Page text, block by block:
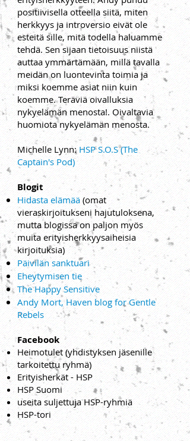
positiivisella otteella siitä, miten
herkkyys ja introversio eivät ole
esteitä sille, mitä todella haluamme
tehdä. Sen sijaan tietoisuus niistä
auttaa ymmärtämään, millä tavalla
meidän on luontevinta toimia ja
miksi koemme asiat niin kuin
koemme. Teräviä oivalluksia
nykyelämän menosta!. Oivaltavia
huomiota nykyelämän menosta.
Michelle Lynn: HSP S.O.S (The
Captain's Pod)
Blogit
Hidasta elämää (omat
vieraskirjoitukseni hajutuloksena,
mutta blogissa on paljon myös
muita erityisherkkyysaiheisia
kirjoituksia)
Päivilän sanktuari
Eheytymisen tie
The Happy Sensitive
Andy Mort, Haven blog for Gentle
Rebels
Facebook
Heimotulet (yhdistyksen jäsenille
tarkoitettu ryhmä)
Erityisherkät - HSP
HSP Suomi
useita suljettuja HSP-ryhmiä
HSP-tori